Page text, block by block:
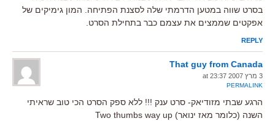
בסרט שווה במטען הדרמתי שלה לסצנת הפתיחה. המון גימיקים של
אפקטים שממצים את עצמם כבר בתחילת הסרט.
REPLY
That guy from Canada
3 מרץ 2007 at 23:37
PERMALINK
הרגע שבתי מזודיאק- סרט ענק !!! ללא ספק הסרט הכי טוב שראיתי
השנה (כלומר מאז ינואר) Two thumbs way up